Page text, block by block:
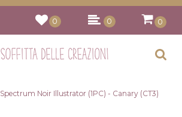
0 0 0
Spectrum Noir Illustrator (1PC) - Canary (CT3)